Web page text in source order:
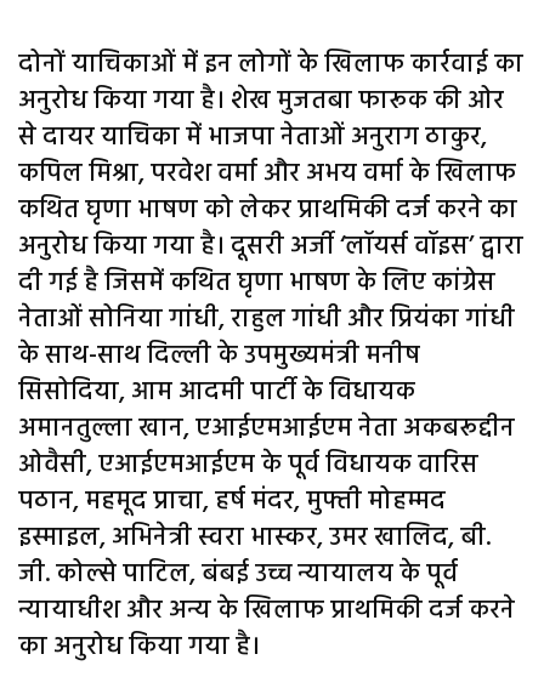
दोनों याचिकाओं में इन लोगों के खिलाफ कार्रवाई का
अनुरोध किया गया है। शेख मुजतबा फारूक की ओर
से दायर याचिका में भाजपा नेताओं अनुराग ठाकुर,
कपिल मिश्रा, परवेश वर्मा और अभय वर्मा के खिलाफ
कथित घृणा भाषण को लेकर प्राथमिकी दर्ज करने का
अनुरोध किया गया है। दूसरी अर्जी ‘लॉयर्स वॉइस’ द्वारा
दी गई है जिसमें कथित घृणा भाषण के लिए कांग्रेस
नेताओं सोनिया गांधी, राहुल गांधी और प्रियंका गांधी
के साथ-साथ दिल्ली के उपमुख्यमंत्री मनीष
सिसोदिया, आम आदमी पार्टी के विधायक
अमानतुल्ला खान, एआईएमआईएम नेता अकबरूद्दीन
ओवैसी, एआईएमआईएम के पूर्व विधायक वारिस
पठान, महमूद प्राचा, हर्ष मंदर, मुफ्ती मोहम्मद
इस्माइल, अभिनेत्री स्वरा भास्कर, उमर खालिद, बी.
जी. कोल्से पाटिल, बंबई उच्च न्यायालय के पूर्व
न्यायाधीश और अन्य के खिलाफ प्राथमिकी दर्ज करने
का अनुरोध किया गया है।